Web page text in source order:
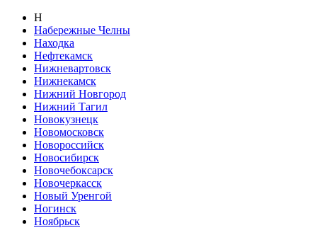
Н
Набережные Челны
Находка
Нефтекамск
Нижневартовск
Нижнекамск
Нижний Новгород
Нижний Тагил
Новокузнецк
Новомосковск
Новороссийск
Новосибирск
Новочебоксарск
Новочеркасск
Новый Уренгой
Ногинск
Ноябрьск